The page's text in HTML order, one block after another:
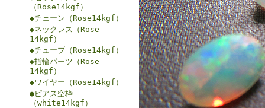
（Rose14kgf）
◆チェーン（Rose14kgf）
◆ネックレス（Rose
14kgf）
◆チューブ（Rose14kgf）
◆指輪パーツ（Rose
14kgf）
◆ワイヤー（Rose14kgf）
●ピアス空枠
（white14kgf）